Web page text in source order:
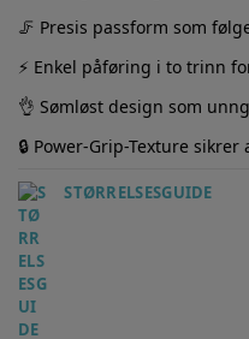
🦵 Presis passform som
⚡ Enkel påføring i to trinn
👌 Sømløst design som
🔒 Power-Grip-Texture
STØRRELSESGUIDE